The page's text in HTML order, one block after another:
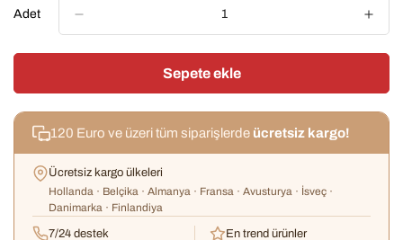
Adet
Sepete ekle
120 Euro ve üzeri tüm siparişlerde ücretsiz kargo!
Ücretsiz kargo ülkeleri
Hollanda · Belçika · Almanya · Fransa · Avusturya · İsveç ·
Danimarka · Finlandiya
7/24 destek
En trend ürünler